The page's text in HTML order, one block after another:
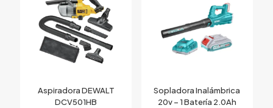
Aspiradora DEWALT
DCV501HB
Sopladora Inalámbrica
20v – 1 Batería 2.0Ah